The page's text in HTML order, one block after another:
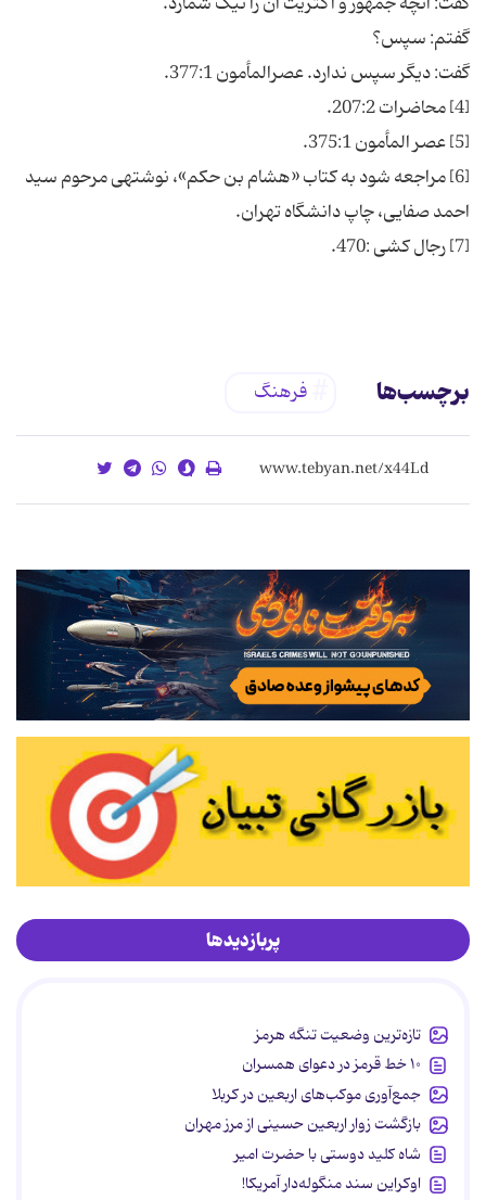
[6] مراجعه شود به کتاب «هشام بن حکم»، نوشته‏ی مرحوم سید
برچسب‌ها فرهنگ
پربازدیدها
تازه‌ترین وضعیت تنگه هرمز
۱۰ خط قرمز در دعوای همسران
جمع‌آوری موکب‌های اربعین در کربلا
بازگشت زوار اربعین حسینی از مرز مهران
شاه کلید دوستی با حضرت امیر
اوکراین سند منگوله‌دار آمریکا!